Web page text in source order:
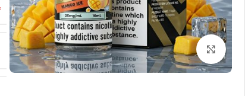
بزرگنمایی تصویر